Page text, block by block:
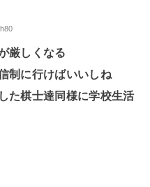
厳しくなる
制に行けばいいしね
た棋士達同様に学校生活